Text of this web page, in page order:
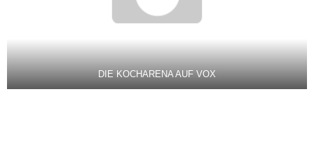
DIE KOCHARENA AUF VOX